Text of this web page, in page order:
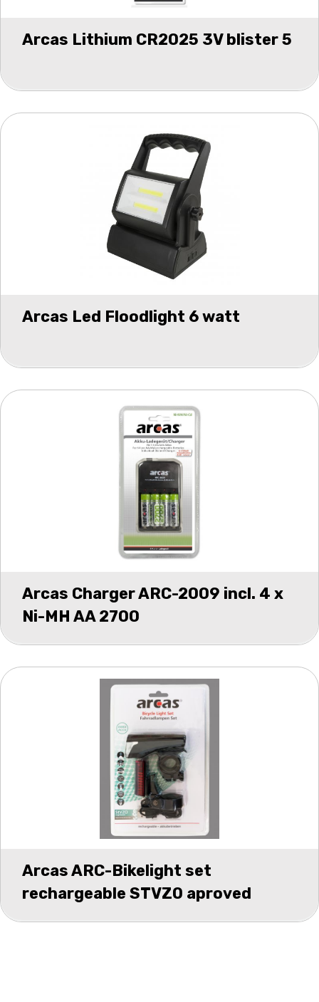
Arcas Lithium CR2025 3V blister 5
Arcas Led Floodlight 6 watt
Arcas Charger ARC-2009 incl. 4 x
Ni-MH AA 2700
Arcas ARC-Bikelight set
rechargeable STVZO aproved